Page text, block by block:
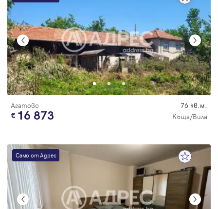
Агатово 76 кв.м.
16 873 Къща/Вила
Само от Адрес